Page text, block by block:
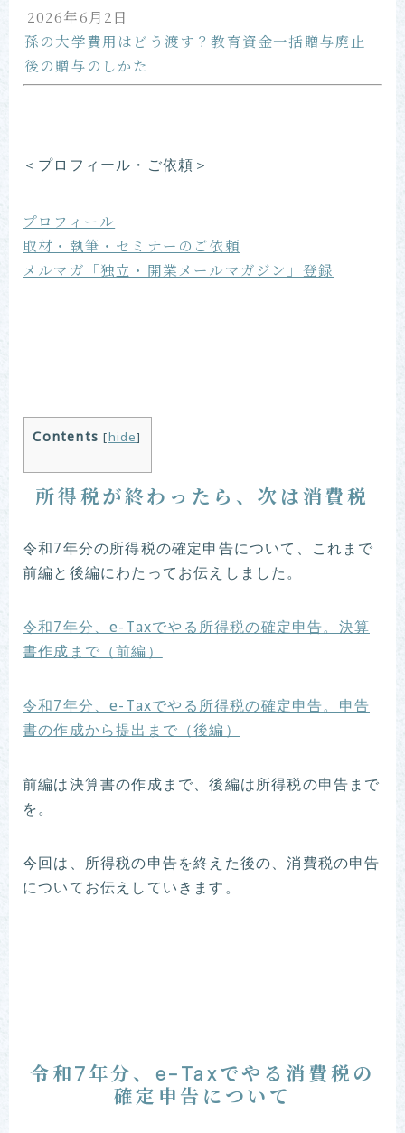
2026年6月2日
孫の大学費用はどう渡す？教育資金一括贈与廃止
後の贈与のしかた
＜プロフィール・ご依頼＞
プロフィール
取材・執筆・セミナーのご依頼
メルマガ「独立・開業メールマガジン」登録
Contents [hide]
所得税が終わったら、次は消費税
令和7年分の所得税の確定申告について、これまで
前編と後編にわたってお伝えしました。
令和7年分、e-Taxでやる所得税の確定申告。決算
書作成まで（前編）
令和7年分、e-Taxでやる所得税の確定申告。申告
書の作成から提出まで（後編）
前編は決算書の作成まで、後編は所得税の申告まで
を。
今回は、所得税の申告を終えた後の、消費税の申告
についてお伝えしていきます。
令和7年分、e-Taxでやる消費税の
確定申告について